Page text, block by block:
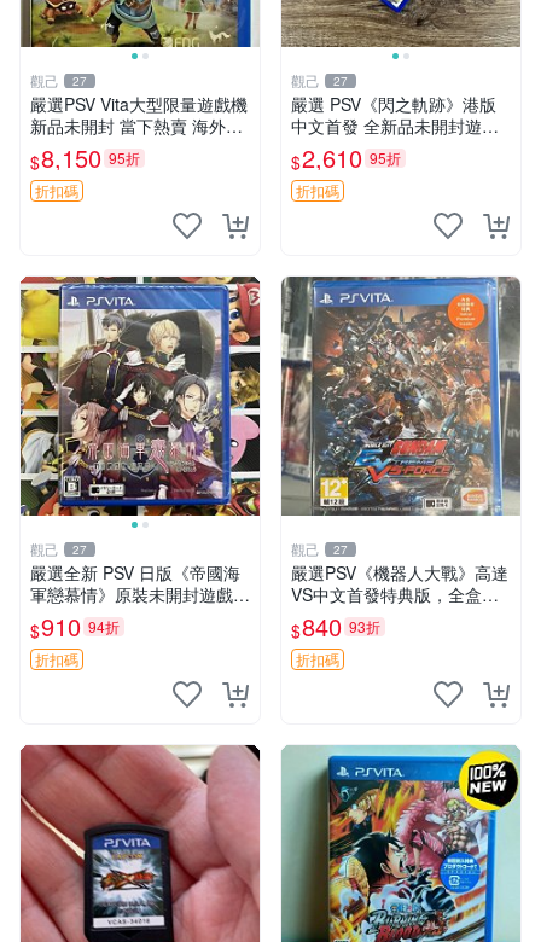
觀己 27
嚴選PSV Vita大型限量遊戲機
新品未開封 當下熱賣 海外版
發行限量 測試版
$8,150 95折
折扣碼
觀己 27
嚴選 PSV《閃之軌跡》港版
中文首發 全新品未開封遊戲
機 閃之軌跡 港版 中文 版本
$2,610 95折
折扣碼
觀己 27
嚴選全新 PSV 日版《帝國海
軍戀慕情》原裝未開封遊戲
機，適合收藏 帝國海軍戀慕
情 PSV 未拆封 游戲機
$910 94折
折扣碼
觀己 27
嚴選PSV《機器人大戰》高達
VS中文首發特典版，全盒未
開封收藏佳品 電腦遊戲 現代
電玩 PSP 游戲機
$840 93折
折扣碼